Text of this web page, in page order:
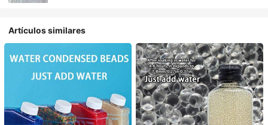
Artículos similares